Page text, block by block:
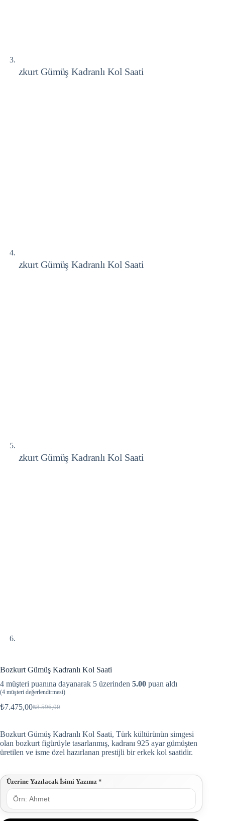
Bozkurt Gümüş Kadranlı Kol Saati
4 müşteri puanına dayanarak 5 üzerinden 5.00 puan aldı
(4 müşteri değerlendirmesi)
₺8.596,00
₺7.475,00
Bozkurt Gümüş Kadranlı Kol Saati, Türk kültürünün simgesi
olan bozkurt figürüyle tasarlanmış, kadranı 925 ayar gümüşten
üretilen ve isme özel hazırlanan prestijli bir erkek kol saatidir.
Üzerine Yazılacak İsimi Yazınız *